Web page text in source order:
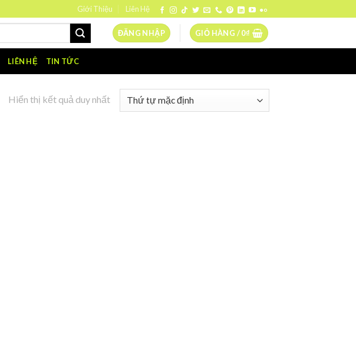
Giới Thiệu Liên Hệ
ĐĂNG NHẬP GIỎ HÀNG /0₫
LIÊN HỆ TIN TỨC
Hiển thị kết quả duy nhất